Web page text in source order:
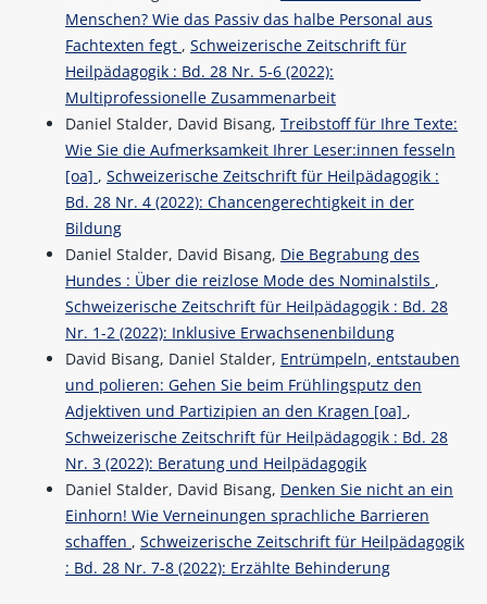
Menschen? Wie das Passiv das halbe Personal aus
Fachtexten fegt , Schweizerische Zeitschrift für
Heilpädagogik : Bd. 28 Nr. 5-6 (2022):
Multiprofessionelle Zusammenarbeit
Daniel Stalder, David Bisang, Treibstoff für Ihre Texte:
Wie Sie die Aufmerksamkeit Ihrer Leser:innen fesseln
[oa] , Schweizerische Zeitschrift für Heilpädagogik :
Bd. 28 Nr. 4 (2022): Chancengerechtigkeit in der
Bildung
Daniel Stalder, David Bisang, Die Begrabung des
Hundes : Über die reizlose Mode des Nominalstils ,
Schweizerische Zeitschrift für Heilpädagogik : Bd. 28
Nr. 1-2 (2022): Inklusive Erwachsenenbildung
David Bisang, Daniel Stalder, Entrümpeln, entstauben
und polieren: Gehen Sie beim Frühlingsputz den
Adjektiven und Partizipien an den Kragen [oa] ,
Schweizerische Zeitschrift für Heilpädagogik : Bd. 28
Nr. 3 (2022): Beratung und Heilpädagogik
Daniel Stalder, David Bisang, Denken Sie nicht an ein
Einhorn! Wie Verneinungen sprachliche Barrieren
schaffen , Schweizerische Zeitschrift für Heilpädagogik
: Bd. 28 Nr. 7-8 (2022): Erzählte Behinderung